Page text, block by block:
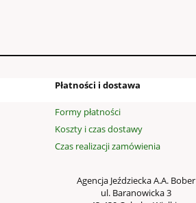
Płatności i dostawa
Formy płatności
Koszty i czas dostawy
Czas realizacji zamówienia
Agencja Jeździecka A.A. Bober
ul. Baranowicka 3